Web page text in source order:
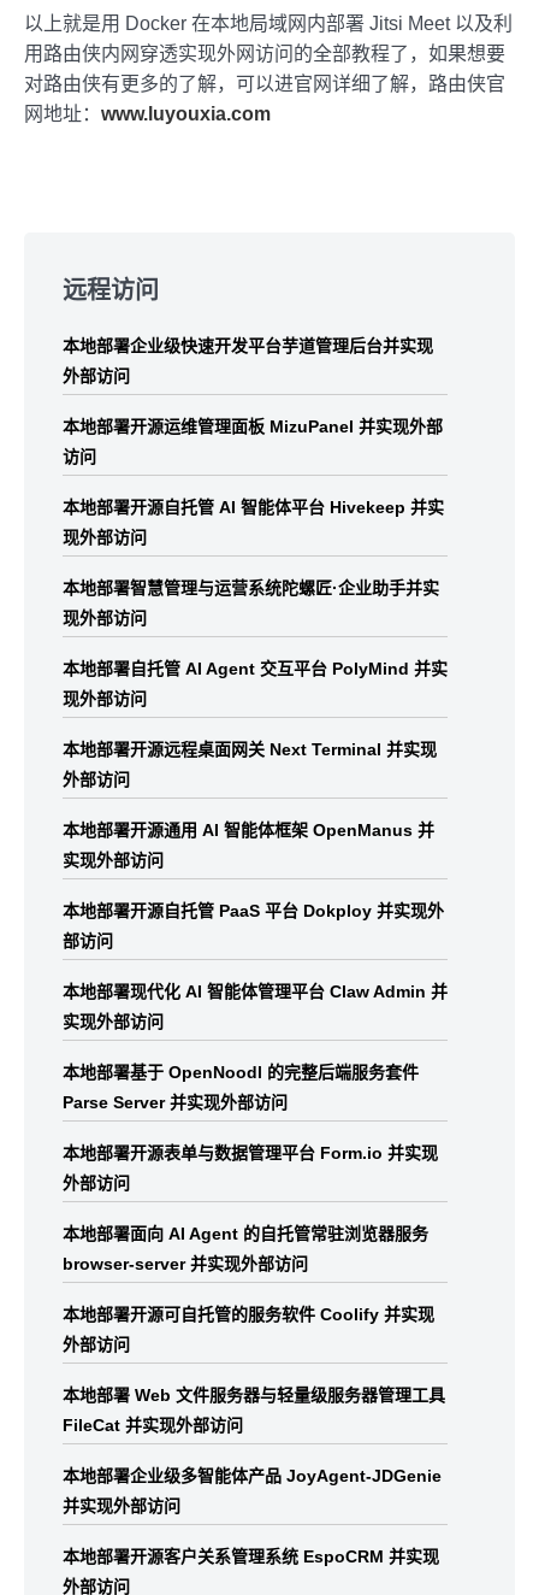
以上就是用 Docker 在本地局域网内部署 Jitsi Meet 以及利
用路由侠内网穿透实现外网访问的全部教程了，如果想要
对路由侠有更多的了解，可以进官网详细了解，路由侠官
网地址： www.luyouxia.com
footer
远程访问
本地部署企业级快速开发平台芋道管理后台并实现
外部访问
本地部署开源运维管理面板 MizuPanel 并实现外部
访问
本地部署开源自托管 AI 智能体平台 Hivekeep 并实
现外部访问
本地部署智慧管理与运营系统陀螺匠·企业助手并实
现外部访问
本地部署自托管 AI Agent 交互平台 PolyMind 并实
现外部访问
本地部署开源远程桌面网关 Next Terminal 并实现
外部访问
本地部署开源通用 AI 智能体框架 OpenManus 并
实现外部访问
本地部署开源自托管 PaaS 平台 Dokploy 并实现外
部访问
本地部署现代化 AI 智能体管理平台 Claw Admin 并
实现外部访问
本地部署基于 OpenNoodl 的完整后端服务套件
Parse Server 并实现外部访问
本地部署开源表单与数据管理平台 Form.io 并实现
外部访问
本地部署面向 AI Agent 的自托管常驻浏览器服务
browser-server 并实现外部访问
本地部署开源可自托管的服务软件 Coolify 并实现
外部访问
本地部署 Web 文件服务器与轻量级服务器管理工具
FileCat 并实现外部访问
本地部署企业级多智能体产品 JoyAgent-JDGenie
并实现外部访问
本地部署开源客户关系管理系统 EspoCRM 并实现
外部访问